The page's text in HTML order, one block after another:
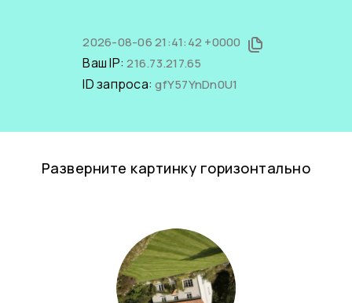
2026-08-06 21:41:42 +0000
Ваш IP:216.73.217.65
ID запроса:gfY57YnDn0U1
Разверните картинку горизонтально